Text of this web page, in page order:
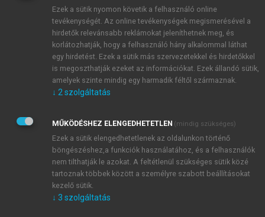
JELSZÓ ÚJRA
Kérek értesítést a MeRSZ újdonságairól, akcióiról.
Kérek értesítést az Akadémiai Kiadó Zrt. újdonságairól,
Adatkezelési tájékoztatóbanfoglaltakat tudomásul
veszem és elfogadom.
Általános vásárlási feltételeket, valamint a szotar.netés a
mersz.huoldalak licencszerződéseiben foglaltakat
tudomásul veszem és elfogadom.
KIPRÓBÁLOM
Ezek a sütik nyomon követik a felhasználó online
tevékenységét. Az online tevékenységek megismerésével a
hirdetők relevánsabb reklámokat jeleníthetnek meg, és
korlátozhatják, hogy a felhasználó hány alkalommal láthat
egy hirdetést. Ezek a sütik más szervezetekkel és hirdetőkkel
is megoszthatják ezeket az információkat. Ezek állandó sütik,
amelyek szinte mindig egy harmadik féltől származnak.
↓ 2 szolgáltatás
MŰKÖDÉSHEZ ELENGEDHETETLEN (mindig szükséges)
Ezek a sütik elengedhetetlenek az oldalunkon történő
böngészéshez,a funkciók használatához, és a felhasználók
nem tilthatják le azokat. A feltétlenül szükséges sütik közé
tartoznak többek között a személyre szabott beállításokat
kezelő sütik.
↓ 3 szolgáltatás